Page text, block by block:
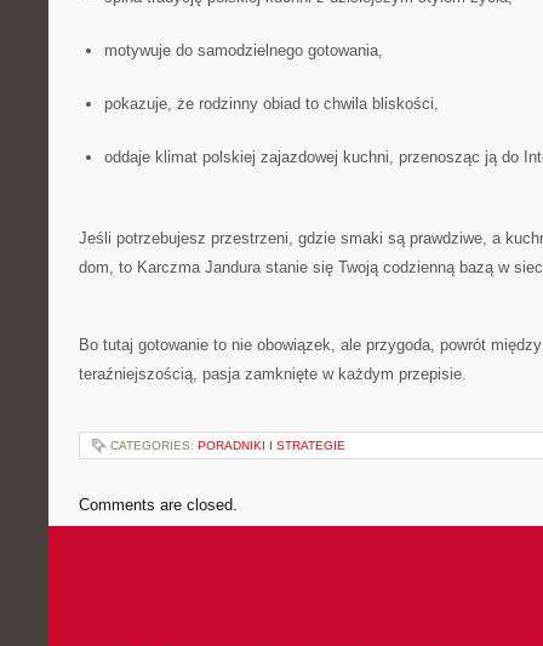
motywuje do samodzielnego gotowania,
pokazuje, że rodzinny obiad to chwila bliskości,
oddaje klimat polskiej zajazdowej kuchni, przenosząc ją do
Jeśli potrzebujesz przestrzeni, gdzie smaki są prawdziwe, a
dom, to Karczma Jandura stanie się Twoją codzienną bazą w
Bo tutaj gotowanie to nie obowiązek, ale przygoda, powrót
teraźniejszością, pasja zamknięte w każdym przepisie.
CATEGORIES: PORADNIKI I STRATEGIE
Comments are closed.